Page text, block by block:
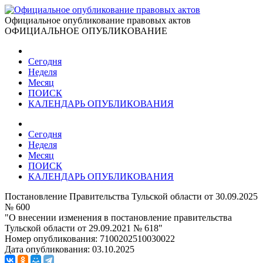
Официальное опубликование правовых актов
ОФИЦИАЛЬНОЕ ОПУБЛИКОВАНИЕ
Сегодня
Неделя
Месяц
ПОИСК
КАЛЕНДАРЬ ОПУБЛИКОВАНИЯ
Сегодня
Неделя
Месяц
ПОИСК
КАЛЕНДАРЬ ОПУБЛИКОВАНИЯ
Постановление Правительства Тульской области от 30.09.2025
№ 600
"О внесении изменения в постановление правительства
Тульской области от 29.09.2021 № 618"
Номер опубликования: 7100202510030022
Дата опубликования: 03.10.2025